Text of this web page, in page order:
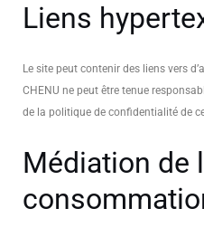
Liens
Le site peut contenir des liens vers
CHENU ne peut être tenue
de la politique de confidentialité de
Médiation de